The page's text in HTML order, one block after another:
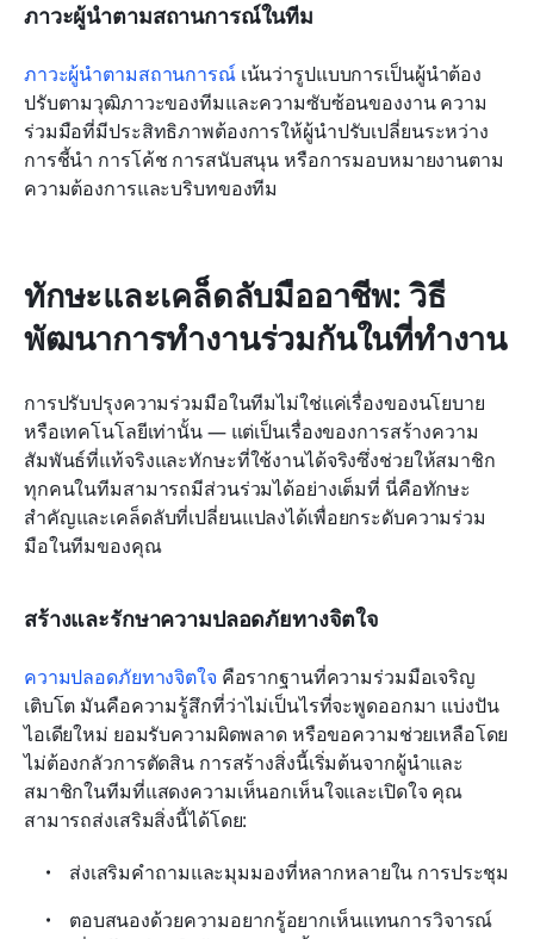
ภาวะผู้นำตามสถานการณ์ในทีม
ภาวะผู้นำตามสถานการณ์ เน้นว่ารูปแบบการเป็นผู้นำต้อง
ปรับตามวุฒิภาวะของทีมและความซับซ้อนของงาน ความ
ร่วมมือที่มีประสิทธิภาพต้องการให้ผู้นำปรับเปลี่ยนระหว่าง
การชี้นำ การโค้ช การสนับสนุน หรือการมอบหมายงานตาม
ความต้องการและบริบทของทีม
ทักษะและเคล็ดลับมืออาชีพ: วิธี
พัฒนาการทำงานร่วมกันในที่ทำงาน
การปรับปรุงความร่วมมือในทีมไม่ใช่แค่เรื่องของนโยบาย
หรือเทคโนโลยีเท่านั้น — แต่เป็นเรื่องของการสร้างความ
สัมพันธ์ที่แท้จริงและทักษะที่ใช้งานได้จริงซึ่งช่วยให้สมาชิก
ทุกคนในทีมสามารถมีส่วนร่วมได้อย่างเต็มที่ นี่คือทักษะ
สำคัญและเคล็ดลับที่เปลี่ยนแปลงได้เพื่อยกระดับความร่วม
มือในทีมของคุณ
สร้างและรักษาความปลอดภัยทางจิตใจ
ความปลอดภัยทางจิตใจ คือรากฐานที่ความร่วมมือเจริญ
เติบโต มันคือความรู้สึกที่ว่าไม่เป็นไรที่จะพูดออกมา แบ่งปัน
ไอเดียใหม่ ยอมรับความผิดพลาด หรือขอความช่วยเหลือโดย
ไม่ต้องกลัวการตัดสิน การสร้างสิ่งนี้เริ่มต้นจากผู้นำและ
สมาชิกในทีมที่แสดงความเห็นอกเห็นใจและเปิดใจ คุณ
สามารถส่งเสริมสิ่งนี้ได้โดย:
ส่งเสริมคำถามและมุมมองที่หลากหลายใน การประชุม
ตอบสนองด้วยความอยากรู้อยากเห็นแทนการวิจารณ์